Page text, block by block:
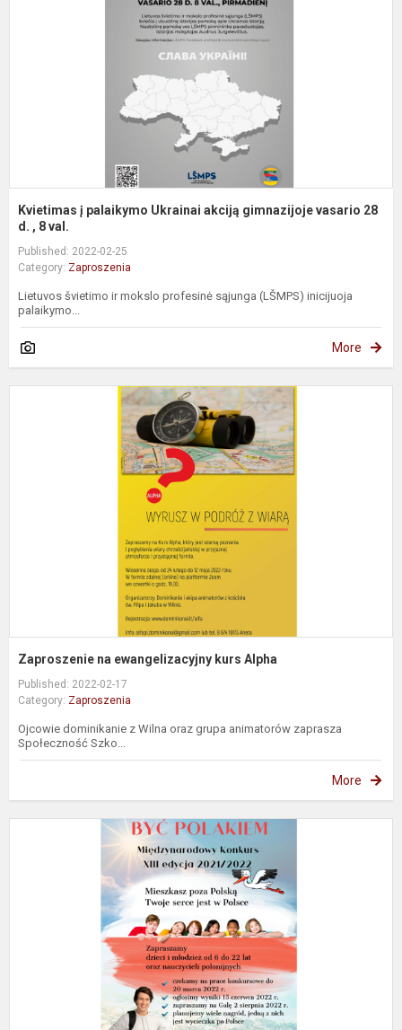
Kvietimas į palaikymo Ukrainai akciją gimnazijoje vasario 28
d. , 8 val.
Published: 2022-02-25
Category: Zaproszenia
Lietuvos švietimo ir mokslo profesinė sąjunga (LŠMPS) inicijuoja
palaikymo...
More
Zaproszenie na ewangelizacyjny kurs Alpha
Published: 2022-02-17
Category: Zaproszenia
Ojcowie dominikanie z Wilna oraz grupa animatorów zaprasza
Społeczność Szko...
More